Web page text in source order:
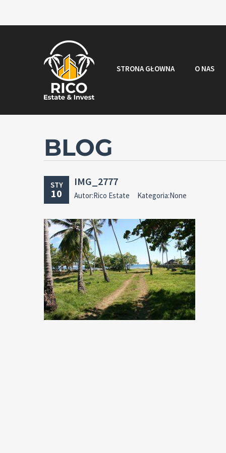
STRONA GŁOWNA O NAS
BLOG
STY
10
IMG_2777
Autor:Rico Estate Kategoria:None